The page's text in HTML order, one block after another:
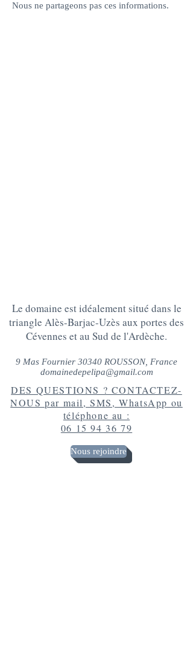
Nous ne partageons pas ces informations.
Le domaine est idéalement situé dans le
triangle Alès-Barjac-Uzès aux portes des
Cévennes et au Sud de l'Ardèche.
9 Mas Fournier 30340 ROUSSON, France
domainedepelipa@gmail.com
DES QUESTIONS ? CONTACTEZ-
NOUS par mail, SMS, WhatsApp ou
téléphone au :
06 15 94 36 79
Nous rejoindre